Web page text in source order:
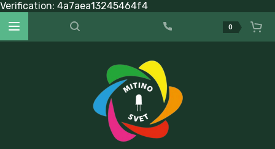
Verification: 4a7aea13245464f4
0